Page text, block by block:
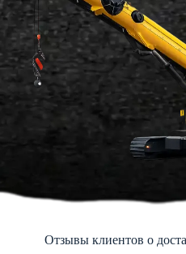
Отзывы клиентов о